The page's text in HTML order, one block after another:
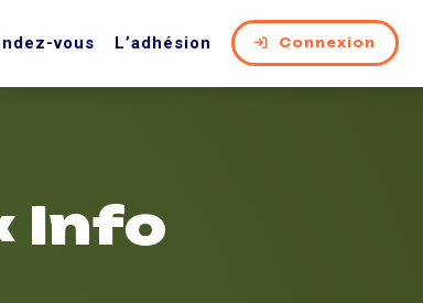
vous L’adhésion Connexion
Info